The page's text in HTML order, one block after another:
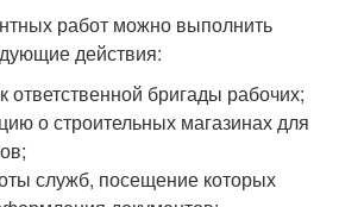
работ можно выполнить
действия:
ответственной бригады рабочих;
о строительных магазинах для
служб, посещение которых